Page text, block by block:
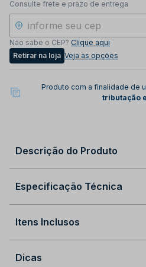
Consulte frete e prazo de entrega
Não sabe o CEP? Clique aqui
Retirar na loja Veja as opções
Produto com a finalidade de
tributação
Descrição do Produto
Especificação Técnica
Itens Inclusos
Dicas